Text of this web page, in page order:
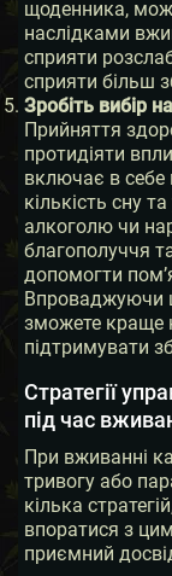
щоденника,
наслідками
сприяти
сприяти більш
Зробіть вибір
Прийняття
протидіяти
включає в себе
кількість сну
алкоголю чи
благополуччя
допомогти
Впроваджуючи
зможете краще
підтримувати
Стратегії
під час
При вживанні
тривогу або
кілька
впоратися з
приємний